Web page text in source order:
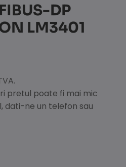
DP
LM3401
pretul poate fi mai mic
dati-ne un telefon sau